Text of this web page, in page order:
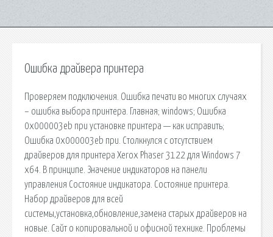
Ошибка драйвера принтера
Проверяем подключения. Ошибка печати во многих случаях
– ошибка выбора принтера. Главная; windows; Ошибка
0x000003eb при установке принтера — как исправить;
Ошибка 0x000003eb при. Столкнулся с отсутствием
драйверов для принтера Xerox Phaser 3122 для Windows 7
x64. В принципе. Значение индикаторов на панели
управления Состояние индикатора. Состояние принтера.
Набор драйверов для всей
системы,установка,обновление,замена старых драйверов на
новые. Сайт о копировальной и офисной технике. Проблемы